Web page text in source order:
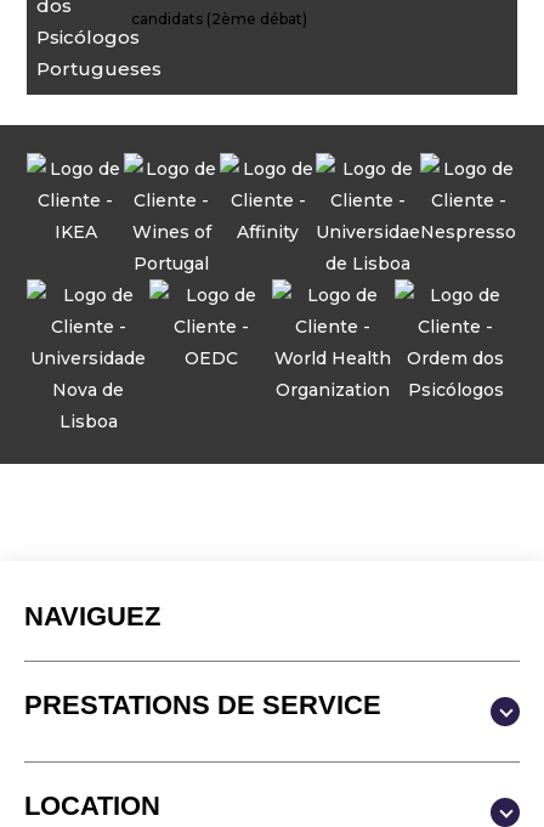
candidats (2ème débat)
NAVIGUEZ
PRESTATIONS DE SERVICE
Production & Contenus
Video
LOCATION